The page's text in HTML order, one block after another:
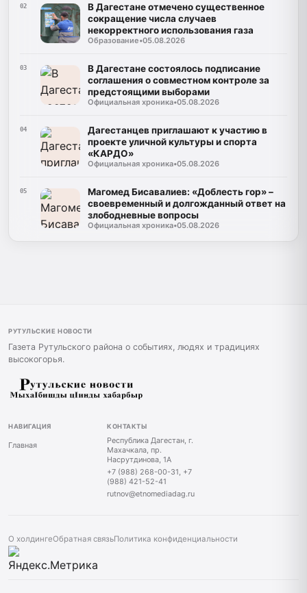
02
В Дагестане отмечено существенное
сокращение числа случаев
некорректного использования газа
Образование•05.08.2026
03
В Дагестане состоялось подписание
соглашения о совместном контроле за
предстоящими выборами
Официальная хроника•05.08.2026
04
Дагестанцев приглашают к участию в
проекте уличной культуры и спорта
«КАРДО»
Официальная хроника•05.08.2026
05
Магомед Бисавалиев: «Доблесть гор» –
своевременный и долгожданный ответ на
злободневные вопросы
Официальная хроника•05.08.2026
РУТУЛЬСКИЕ НОВОСТИ
Газета Рутульского района о событиях, людях и традициях
высокогорья.
НАВИГАЦИЯ
Главная
КОНТАКТЫ
Республика Дагестан, г.
Махачкала, пр.
Насрутдинова, 1А
+7 (988) 268-00-31, +7
(988) 421-52-41
rutnov@etnomediadag.ru
О холдингеОбратная связьПолитика конфиденциальности